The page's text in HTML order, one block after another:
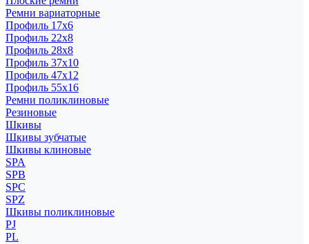
Ремни вариаторные
Профиль 17x6
Профиль 22x8
Профиль 28x8
Профиль 37x10
Профиль 47x12
Профиль 55x16
Ремни поликлиновые
Резиновые
Шкивы
Шкивы зубчатые
Шкивы клиновые
SPA
SPB
SPC
SPZ
Шкивы поликлиновые
PJ
PL